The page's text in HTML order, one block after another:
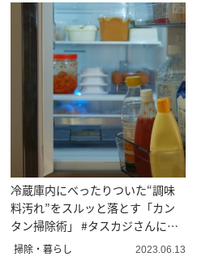
冷蔵庫内にべったりついた“調味
料汚れ”をスルッと落とす「カン
タン掃除術」 #タスカジさんに聞
いた
掃除・暮らし 2023.06.13